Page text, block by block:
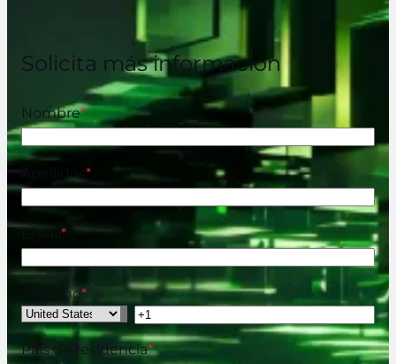
Solicita más información
Nombre*
Apellidos *
Email *
Teléfono*
País de residencia*